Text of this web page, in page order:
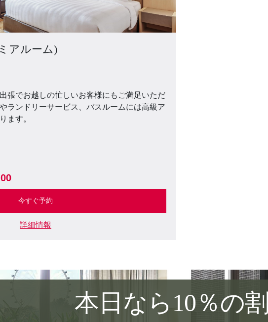
アルーム)
張でお越しの忙しいお客様にもご満足いただ
ランドリーサービス、バスルームには高級ア
ます。
今すぐ予約
詳細情報
本日なら10％の割